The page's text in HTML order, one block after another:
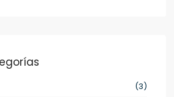
(3)